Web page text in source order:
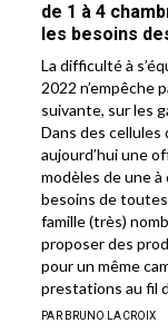
de 1 à 4
les besoins
La difficulté à
2022 n’empêche
suivante, sur les
Dans des cellules
aujourd’hui une
modèles de une
besoins de
famille (très)
proposer des
pour un même
prestations au fil
PAR BRUNO LACROIX